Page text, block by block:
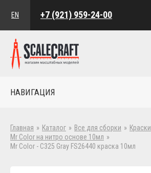
EN +7 (921) 959-24-00
НАВИГАЦИЯ
Главная » Каталог » Все для сборки » Краски
Mr Color на нитро основе 10мл »
Mr Color - C325 Gray FS26440 краска 10мл